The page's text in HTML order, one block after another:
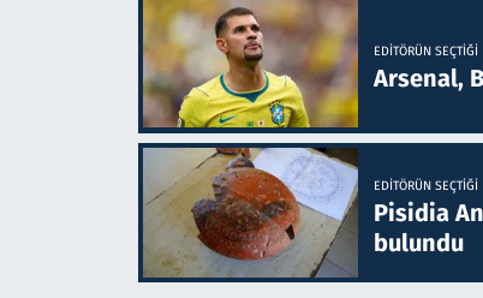
EDITÖRÜN SEÇTIĞI
Arsenal,
EDITÖRÜN SEÇTIĞI
Pisidia
bulundu